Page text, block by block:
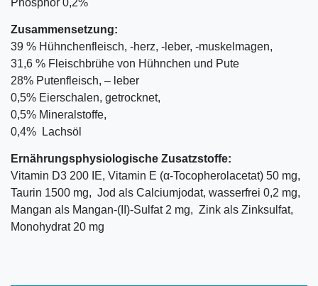
Phosphor 0,2%
Zusammensetzung:
39 % Hühnchenfleisch, -herz, -leber, -muskelmagen,
31,6 % Fleischbrühe von Hühnchen und Pute
28% Putenfleisch, – leber
0,5% Eierschalen, getrocknet,
0,5% Mineralstoffe,
0,4% Lachsöl
Ernährungsphysiologische Zusatzstoffe:
Vitamin D3 200 IE, Vitamin E (α-Tocopherolacetat) 50 mg,
Taurin 1500 mg, Jod als Calciumjodat, wasserfrei 0,2 mg,
Mangan als Mangan-(II)-Sulfat 2 mg, Zink als Zinksulfat,
Monohydrat 20 mg